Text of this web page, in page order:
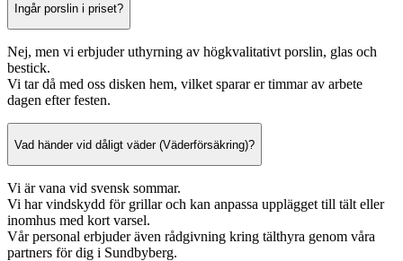
Ingår porslin i priset?
Nej, men vi erbjuder uthyrning av högkvalitativt porslin, glas och
bestick.
Vi tar då med oss disken hem, vilket sparar er timmar av arbete
dagen efter festen.
Vad händer vid dåligt väder (Väderförsäkring)?
Vi är vana vid svensk sommar.
Vi har vindskydd för grillar och kan anpassa upplägget till tält eller
inomhus med kort varsel.
Vår personal erbjuder även rådgivning kring tälthyra genom våra
partners för dig i Sundbyberg.